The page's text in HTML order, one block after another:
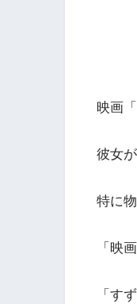
映画
彼女
特に
「映
「す